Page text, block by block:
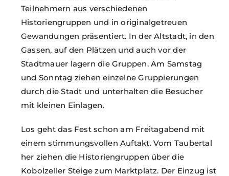
Teilnehmern aus verschiedenen
Historiengruppen und in originalgetreuen
Gewandungen präsentiert. In der Altstadt, in den
Gassen, auf den Plätzen und auch vor der
Stadtmauer lagern die Gruppen. Am Samstag
und Sonntag ziehen einzelne Gruppierungen
durch die Stadt und unterhalten die Besucher
mit kleinen Einlagen.
Los geht das Fest schon am Freitagabend mit
einem stimmungsvollen Auftakt. Vom Taubertal
her ziehen die Historiengruppen über die
Kobolzeller Steige zum Marktplatz. Der Einzug ist